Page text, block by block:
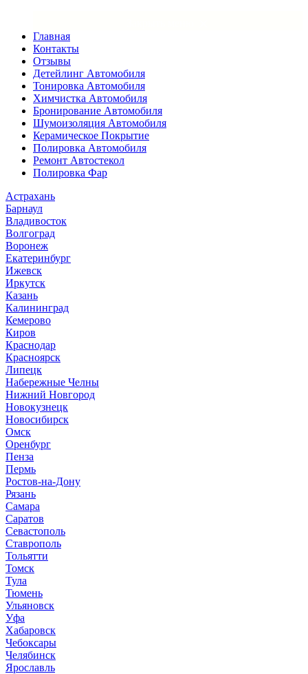
Главная
Контакты
Отзывы
Детейлинг Автомобиля
Тонировка Автомобиля
Химчистка Автомобиля
Бронирование Автомобиля
Шумоизоляция Автомобиля
Керамическое Покрытие
Полировка Автомобиля
Ремонт Автостекол
Полировка Фар
Астрахань
Барнаул
Владивосток
Волгоград
Воронеж
Екатеринбург
Ижевск
Иркутск
Казань
Калининград
Кемерово
Киров
Краснодар
Красноярск
Липецк
Набережные Челны
Нижний Новгород
Новокузнецк
Новосибирск
Омск
Оренбург
Пенза
Пермь
Ростов-на-Дону
Рязань
Самара
Саратов
Севастополь
Ставрополь
Тольятти
Томск
Тула
Тюмень
Ульяновск
Уфа
Хабаровск
Чебоксары
Челябинск
Ярославль